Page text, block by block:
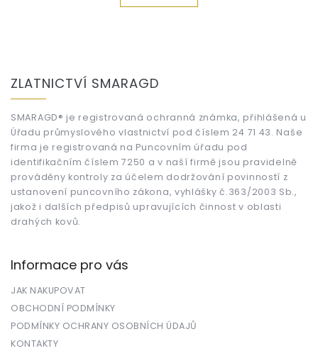
ZLATNICTVÍ SMARAGD
SMARAGD® je registrovaná ochranná známka, přihlášená u
Úřadu průmyslového vlastnictví pod číslem 24 71 43. Naše
firma je registrovaná na Puncovním úřadu pod
identifikačním číslem 7250 a v naší firmě jsou pravidelně
prováděny kontroly za účelem dodržování povinností z
ustanovení puncovního zákona, vyhlášky č.363/2003 Sb.,
jakož i dalších předpisů upravujících činnost v oblasti
drahých kovů.
Informace pro vás
JAK NAKUPOVAT
OBCHODNÍ PODMÍNKY
PODMÍNKY OCHRANY OSOBNÍCH ÚDAJŮ
KONTAKTY